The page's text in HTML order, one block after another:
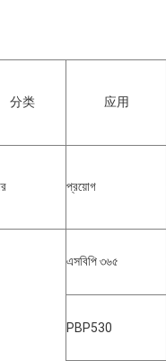
分类 应用
প্রয়োগ
এসবিপি ৩৬৫
PBP530